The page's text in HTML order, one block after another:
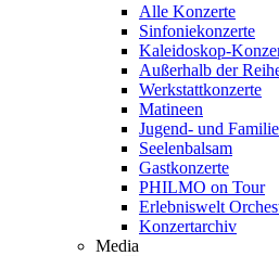
Alle Konzerte
Sinfoniekonzerte
Kaleidoskop-
Außerhalb der
Werkstattkonzerte
Matineen
Jugend- und
Seelenbalsam
Gastkonzerte
PHILMO on Tour
Erlebniswelt
Konzertarchiv
Media